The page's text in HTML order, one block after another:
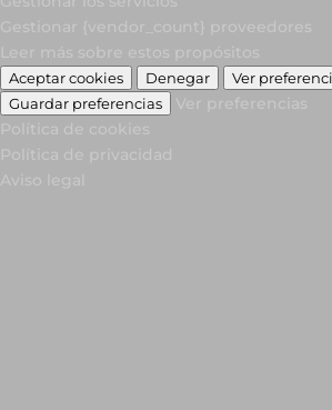
Aceptar cookies Denegar
Ver
Guardar preferencias